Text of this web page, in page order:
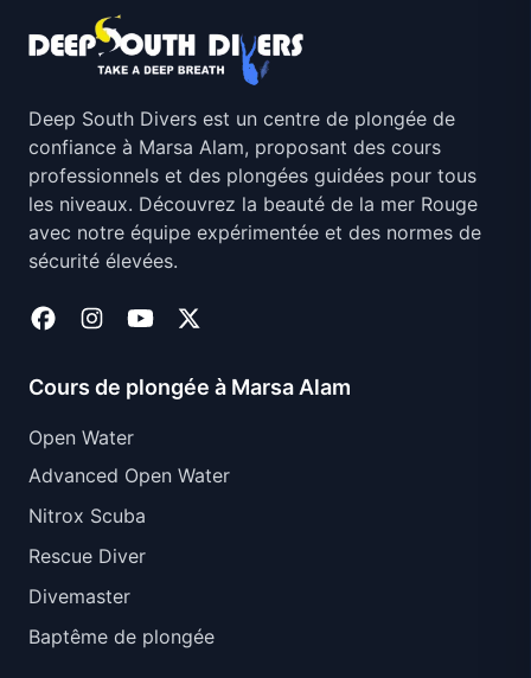
Deep South Divers est un centre de plongée de
confiance à Marsa Alam, proposant des cours
professionnels et des plongées guidées pour tous
les niveaux. Découvrez la beauté de la mer Rouge
avec notre équipe expérimentée et des normes de
sécurité élevées.
Cours de plongée à Marsa Alam
Open Water
Advanced Open Water
Nitrox Scuba
Rescue Diver
Divemaster
Baptême de plongée